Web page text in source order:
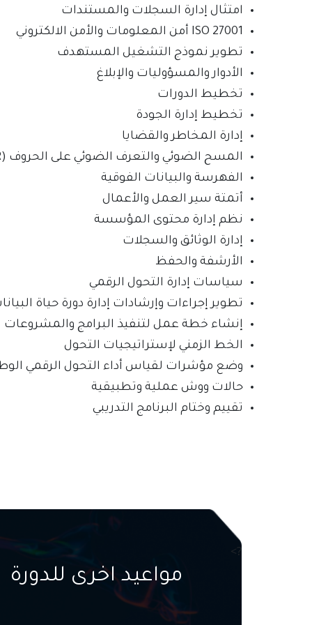
امتثال إدارة السجلات والمستندات
ISO 27001 أمن المعلومات والأمن الالكتروني
تطوير نموذج التشغيل المستهدف
الأدوار والمسؤوليات والإبلاغ
تخطيط الدورات
تخطيط إدارة الجودة
إدارة المخاطر والقضايا
المسح الضوئي والتعرف الضوئي على الحروف (OCR)
الفهرسة والبيانات الفوقية
أتمتة سير العمل والأعمال
نظم إدارة محتوى المؤسسة
إدارة الوثائق والسجلات
الأرشفة والحفظ
سياسات إدارة التحول الرقمي
تطوير إجراءات وإرشادات إدارة دورة حياة
إنشاء خطة عمل لتنفيذ البرامج والمشروعات
الخط الزمني لإستراتيجيات التحول
وضع مؤشرات لقياس أداء التحول الرقمي
حالات ووش عملية وتطبيقية
تقييم وختام البرنامج التدريبي
?>
مواعيد اخرى للدورة